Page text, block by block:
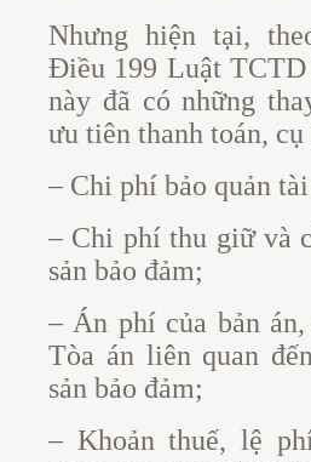
Nhưng hiện tại,
Điều 199 Luật TCTD
này đã có những
ưu tiên thanh toán, cụ
– Chi phí bảo quản
– Chi phí thu giữ và
sản bảo đảm;
– Án phí của bản
Tòa án liên quan
sản bảo đảm;
– Khoản thuế, lệ